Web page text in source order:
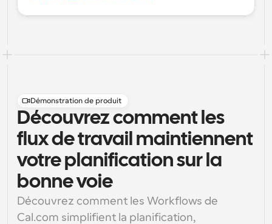
Démonstration de produit
Découvrez comment les
flux de travail maintiennent
votre planification sur la
bonne voie
Découvrez comment les Workflows de
Cal.com simplifient la planification,